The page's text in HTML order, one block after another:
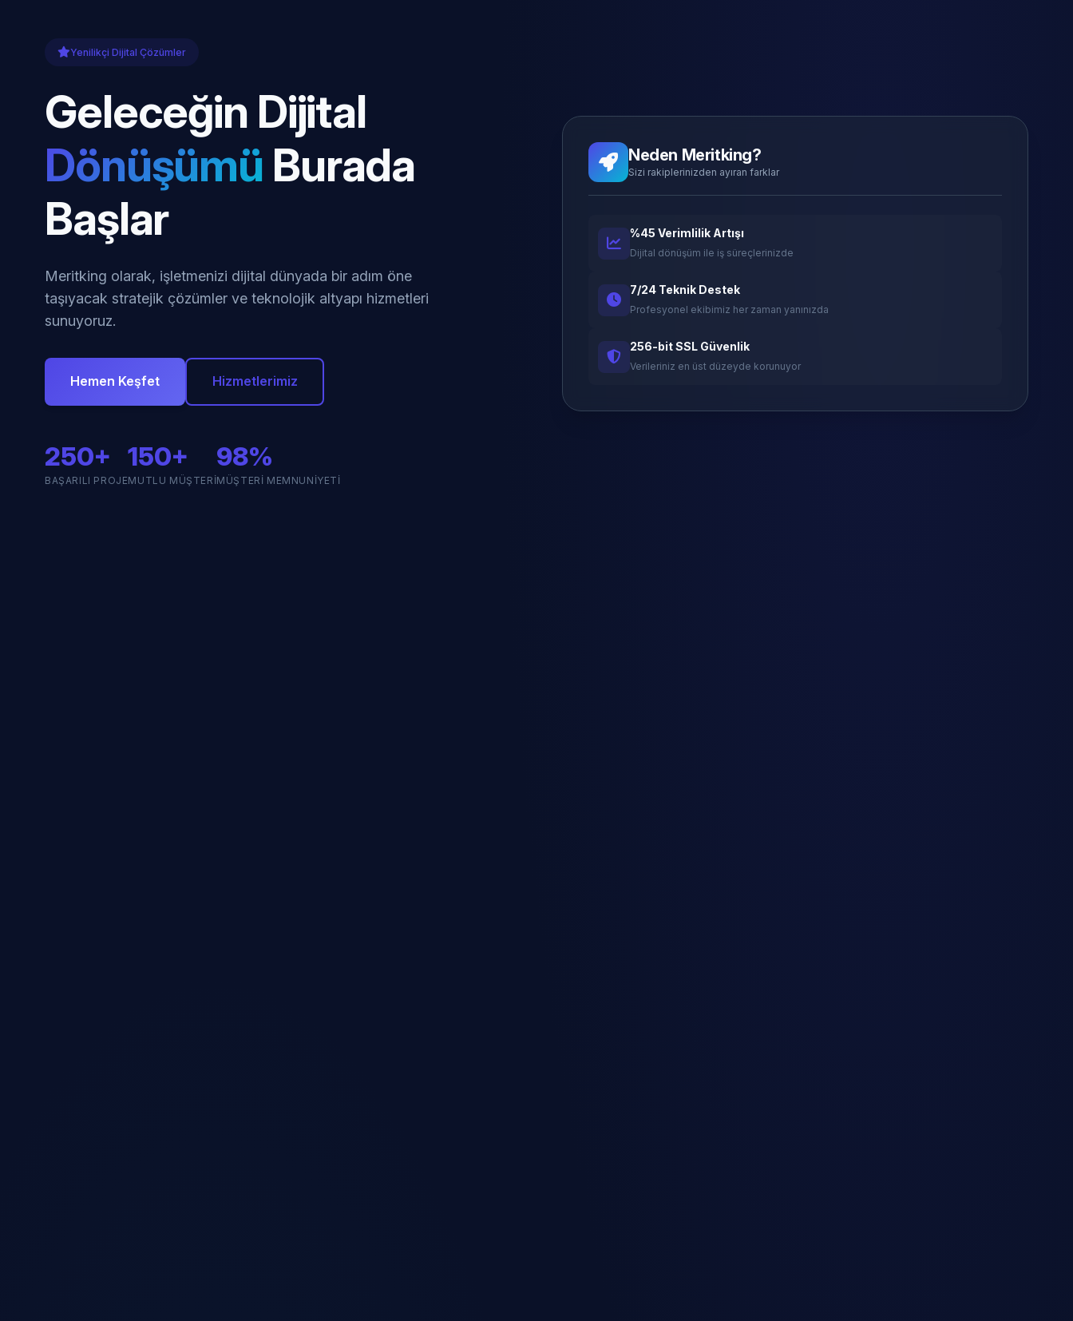
Yenilikçi Dijital Çözümler
Geleceğin Dijital
Dönüşümü Burada
Başlar
Meritking olarak, işletmenizi dijital dünyada bir adım öne
taşıyacak stratejik çözümler ve teknolojik altyapı hizmetleri
sunuyoruz.
Hemen Keşfet Hizmetlerimiz
250+
BAŞARILI PROJE
150+
MUTLU MÜŞTERI
98%
MÜŞTERI MEMNUNIYETI
Neden Meritking?
Sizi rakiplerinizden ayıran farklar
%45 Verimlilik Artışı
Dijital dönüşüm ile iş süreçlerinizde
7/24 Teknik Destek
Profesyonel ekibimiz her zaman yanınızda
256-bit SSL Güvenlik
Verileriniz en üst düzeyde korunuyor